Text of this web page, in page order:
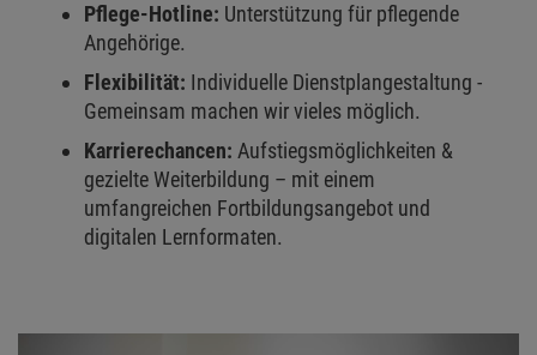
Pflege-Hotline: Unterstützung für pflegende
Angehörige.
Flexibilität: Individuelle Dienstplangestaltung -
Gemeinsam machen wir vieles möglich.
Karrierechancen: Aufstiegsmöglichkeiten &
gezielte Weiterbildung – mit einem
umfangreichen Fortbildungsangebot und
digitalen Lernformaten.